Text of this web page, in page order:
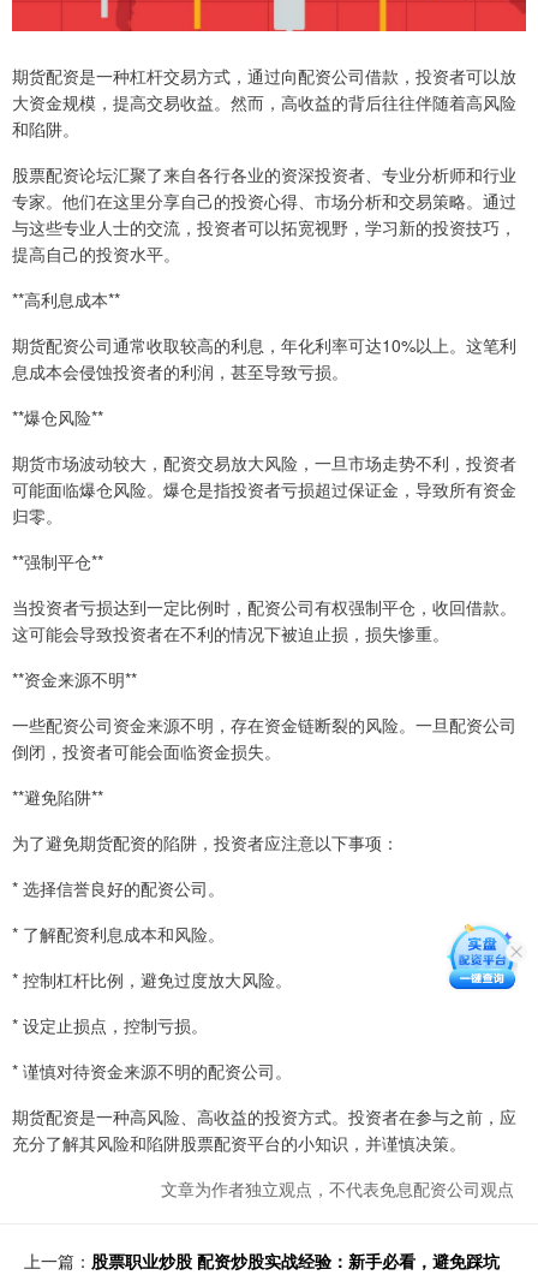
期货配资是一种杠杆交易方式，通过向配资公司借款，投资者可以放
大资金规模，提高交易收益。然而，高收益的背后往往伴随着高风险
和陷阱。
股票配资论坛汇聚了来自各行各业的资深投资者、专业分析师和行业
专家。他们在这里分享自己的投资心得、市场分析和交易策略。通过
与这些专业人士的交流，投资者可以拓宽视野，学习新的投资技巧，
提高自己的投资水平。
**高利息成本**
期货配资公司通常收取较高的利息，年化利率可达10%以上。这笔利
息成本会侵蚀投资者的利润，甚至导致亏损。
**爆仓风险**
期货市场波动较大，配资交易放大风险，一旦市场走势不利，投资者
可能面临爆仓风险。爆仓是指投资者亏损超过保证金，导致所有资金
归零。
**强制平仓**
当投资者亏损达到一定比例时，配资公司有权强制平仓，收回借款。
这可能会导致投资者在不利的情况下被迫止损，损失惨重。
**资金来源不明**
一些配资公司资金来源不明，存在资金链断裂的风险。一旦配资公司
倒闭，投资者可能会面临资金损失。
**避免陷阱**
为了避免期货配资的陷阱，投资者应注意以下事项：
* 选择信誉良好的配资公司。
* 了解配资利息成本和风险。
* 控制杠杆比例，避免过度放大风险。
* 设定止损点，控制亏损。
* 谨慎对待资金来源不明的配资公司。
期货配资是一种高风险、高收益的投资方式。投资者在参与之前，应
充分了解其风险和陷阱股票配资平台的小知识，并谨慎决策。
文章为作者独立观点，不代表免息配资公司观点
上一篇： 股票职业炒股 配资炒股实战经验：新手必看，避免踩坑